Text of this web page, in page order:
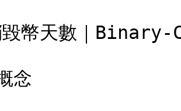
幣天數｜Binary-
念